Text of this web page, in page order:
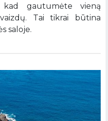
gautumėte vieną
Tai tikrai būtina
saloje.